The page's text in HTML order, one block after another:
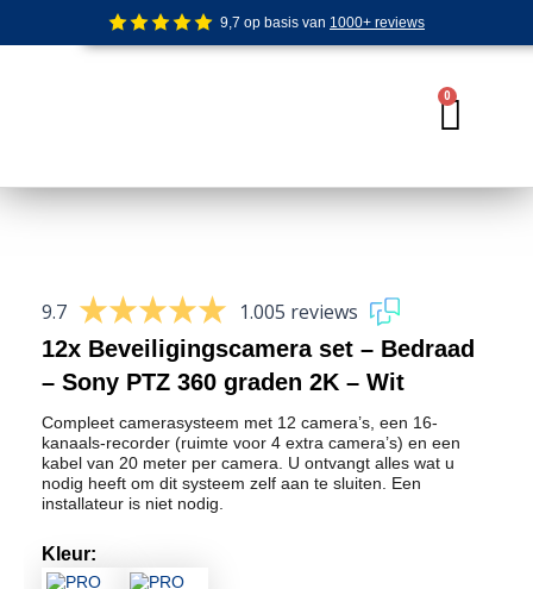
de
9,7 op basis van 1000+ reviews
0
9.7
1.005 reviews
12x Beveiligingscamera set – Bedraad
– Sony PTZ 360 graden 2K – Wit
Compleet camerasysteem met 12 camera’s, een 16-
kanaals-recorder (ruimte voor 4 extra camera’s) en een
kabel van 20 meter per camera. U ontvangt alles wat u
nodig heeft om dit systeem zelf aan te sluiten. Een
installateur is niet nodig.
Kleur: